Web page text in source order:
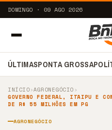
DOMINGO · 09 AGO 2026
ÚLTIMASPONTA GROSSA
INÍCIO›AGRONEGÓCIO ›
GOVERNO FEDERAL, ITAIPU E
DE R$ 55 MILHÕES EM PG
AGRONEGÓCIO